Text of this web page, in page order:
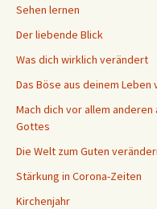
Sehen lernen
Der liebende Blick
Was dich wirklich verändert
Das Böse aus deinem Leben
Mach dich vor allem anderen
Gottes
Die Welt zum Guten
Stärkung in Corona-Zeiten
Kirchenjahr